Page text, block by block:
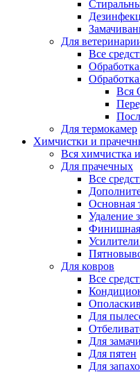
Для
Все
Вся
Для термокамер
Химчистки и
Вся химчистка
Для прачечных
Все
Основная
Удаление
Финишная
Для ковров
Все
Для
Для
Для пятен
Для